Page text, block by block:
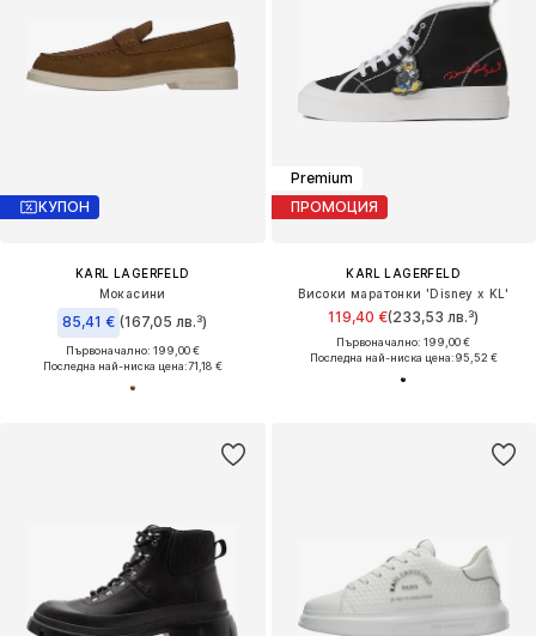
КУПОН
KARL LAGERFELD
Мокасини
85,41 € (167,05 лв.³)
Първоначално: 199,00 €
Последна най-ниска цена:71,18 €
Premium
ПРОМОЦИЯ
KARL LAGERFELD
Високи маратонки 'Disney x KL'
119,40 €(233,53 лв.³)
Първоначално: 199,00 €
Последна най-ниска цена:95,52 €